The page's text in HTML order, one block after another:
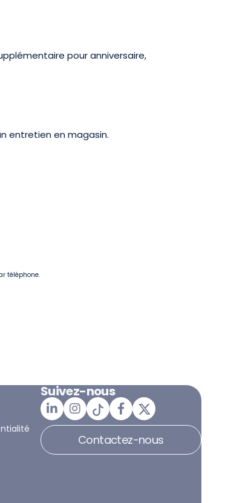
pour anniversaire,
entretien en magasin.
téléphone.
Suivez-nous
Contactez-nous